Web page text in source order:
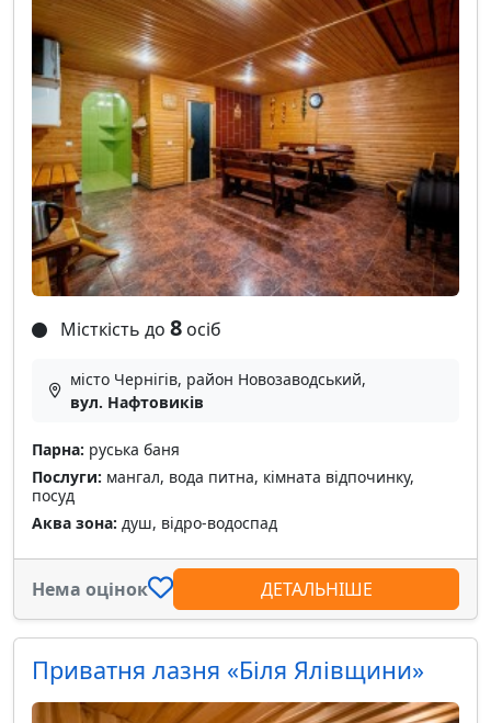
Місткість до 8 осіб
місто Чернігів, район Новозаводський,
вул. Нафтовиків
Парна: руська баня
Послуги: мангал, вода питна, кімната відпочинку,
посуд
Аква зона: душ, відро-водоспад
Нема оцінок ДЕТАЛЬНІШЕ
Приватня лазня «Біля Ялівщини»